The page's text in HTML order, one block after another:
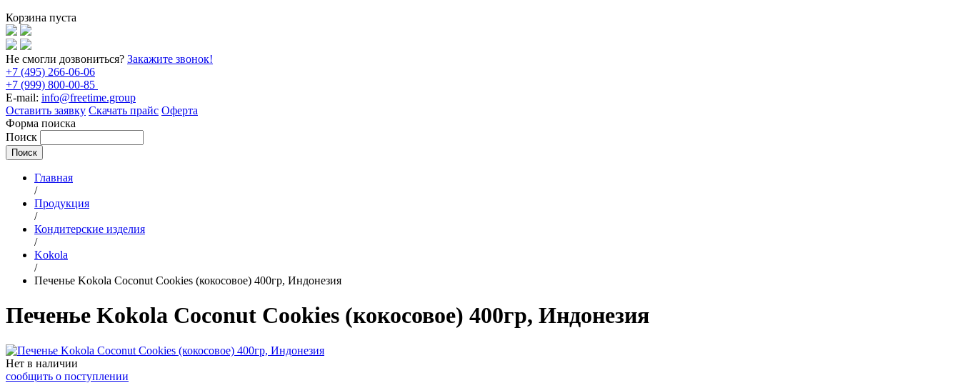
Корзина пуста
Не смогли дозвониться? Закажите звонок!
+7 (495) 266-06-06
+7 (999) 800-00-85
E-mail: info@freetime.group
Оставить заявку Скачать прайс Оферта
Форма поиска
Поиск
Главная
/
Продукция
/
Кондитерские изделия
/
Kokola
/
Печенье Kokola Coconut Cookies (кокосовое) 400гр, Индонезия
Печенье Kokola Coconut Cookies (кокосовое) 400гр, Индонезия
Нет в наличии
сообщить о поступлении